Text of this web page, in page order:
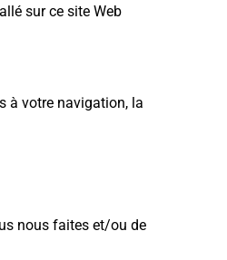
sur ce site Web
à votre navigation, la
nous faites et/ou de